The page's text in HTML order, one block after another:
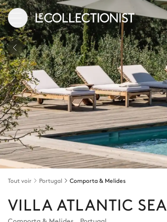
Tout voir Portugal Comporta & Melides
VILLA ATLANTIC SEA